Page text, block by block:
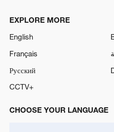
EXPLORE MORE
English
Français
Русский
CCTV+
CHOOSE YOUR LANGUAGE